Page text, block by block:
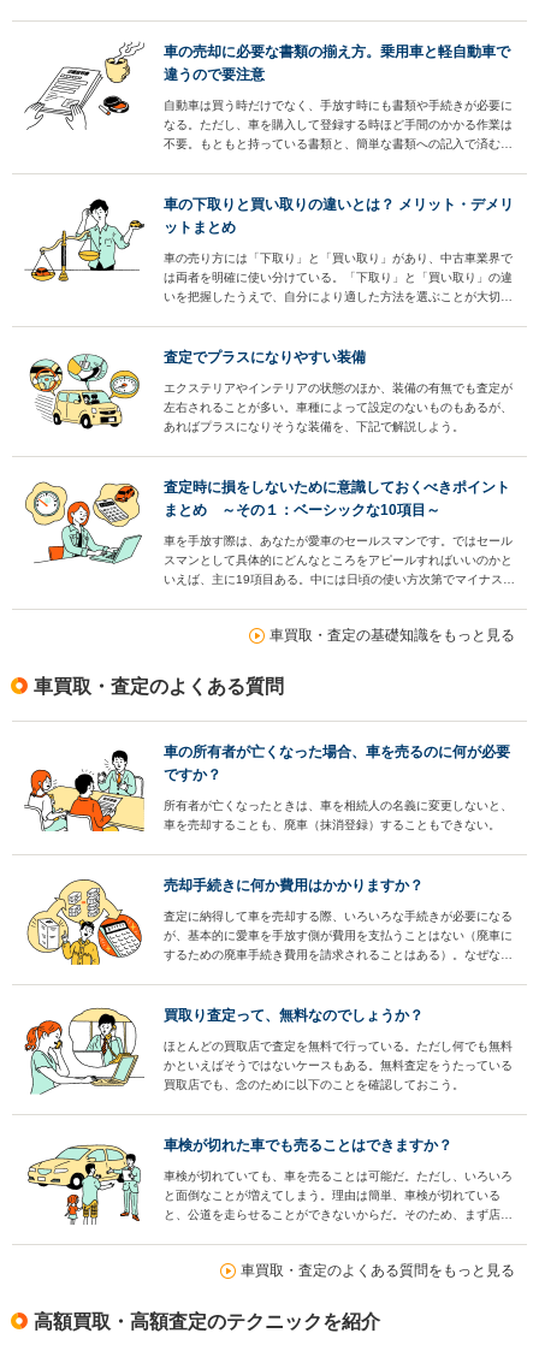
車の売却に必要な書類の揃え方。乗用車と軽自動車で
違うので要注意
自動車は買う時だけでなく、手放す時にも書類や手続きが必要に
なる。ただし、車を購入して登録する時ほど手間のかかる作業は
不要。もともと持っている書類と、簡単な書類への記入で済む作
車の下取りと買い取りの違いとは？ メリット・デメリ
ットまとめ
車の売り方には「下取り」と「買い取り」があり、中古車業界で
は両者を明確に使い分けている。「下取り」と「買い取り」の違
いを把握したうえで、自分により適した方法を選ぶことが大切。
明しよう。
査定でプラスになりやすい装備
エクステリアやインテリアの状態のほか、装備の有無でも査定が
左右されることが多い。車種によって設定のないものもあるが、
あればプラスになりそうな装備を、下記で解説しよう。
査定時に損をしないために意識しておくべきポイント
まとめ ～その１：ベーシックな10項目～
車を手放す際は、あなたが愛車のセールスマンです。ではセール
スマンとして具体的にどんなところをアピールすればいいのかと
いえば、主に19項目ある。中には日頃の使い方次第でマイナス査
車買取・査定の基礎知識をもっと見る
車買取・査定のよくある質問
車の所有者が亡くなった場合、車を売るのに何が必要
ですか？
所有者が亡くなったときは、車を相続人の名義に変更しないと、
車を売却することも、廃車（抹消登録）することもできない。
売却手続きに何か費用はかかりますか？
査定に納得して車を売却する際、いろいろな手続きが必要になる
が、基本的に愛車を手放す側が費用を支払うことはない（廃車に
するための廃車手続き費用を請求されることはある）。なぜな
買取り査定って、無料なのでしょうか？
ほとんどの買取店で査定を無料で行っている。ただし何でも無料
かといえばそうではないケースもある。無料査定をうたっている
買取店でも、念のために以下のことを確認しておこう。
車検が切れた車でも売ることはできますか？
車検が切れていても、車を売ることは可能だ。ただし、いろいろ
と面倒なことが増えてしまう。理由は簡単、車検が切れている
と、公道を走らせることができないからだ。そのため、まず店頭
車買取・査定のよくある質問をもっと見る
高額買取・高額査定のテクニックを紹介